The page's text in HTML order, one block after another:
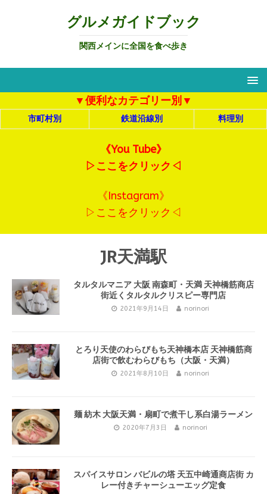
グルメガイドブック
関西メインに全国を食べ歩き
▼便利なカテゴリー別▼
市町村別 鉄道沿線別 料理別
《You Tube》
▷ここをクリック◁
《Instagram》
▷ここをクリック◁
JR天満駅
タルタルマニア 大阪 南森町・天満 天神橋筋商店
街近くタルタルクリスピー専門店
2021年9月14日 norinori
とろり天使のわらびもち天神橋本店 天神橋筋商
店街で飲むわらびもち（大阪・天満）
2021年8月10日 norinori
麺 紡木 大阪天満・扇町で煮干し系白湯ラーメン
2020年7月3日 norinori
スパイスサロン バビルの塔 天五中崎通商店街 カ
レー付きチャーシューエッグ定食